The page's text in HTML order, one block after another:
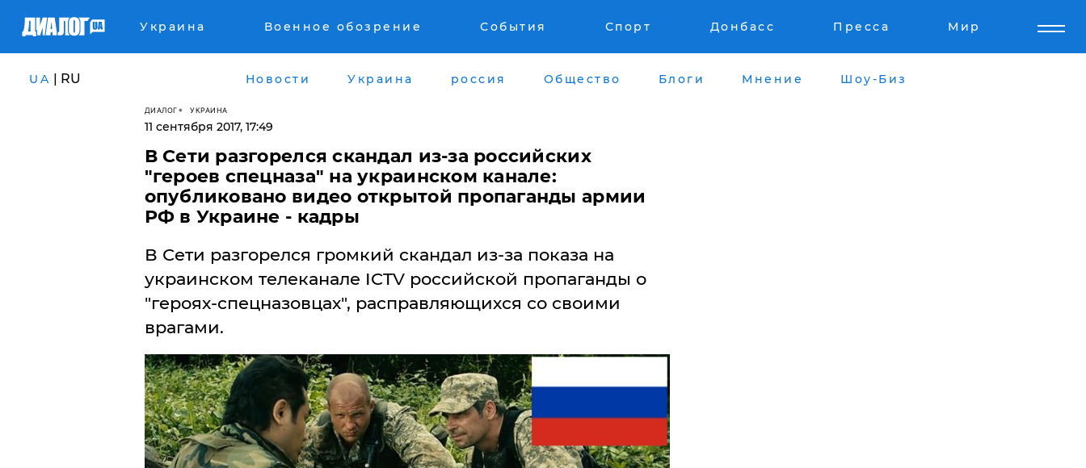
Украина Военное обозрение События Спорт Донбасс Пресса Мир
UA | RU Новости Украина россия Общество Блоги Мнение Шоу-Биз
ДИАЛОГ УКРАИНА
11 сентября 2017, 17:49
В Сети разгорелся скандал из-за российских
"героев спецназа" на украинском канале:
опубликовано видео открытой пропаганды армии
РФ в Украине - кадры
​В Сети разгорелся громкий скандал из-за показа на
украинском телеканале ICTV российской пропаганды о
"героях-спецназовцах", расправляющихся со своими
врагами.